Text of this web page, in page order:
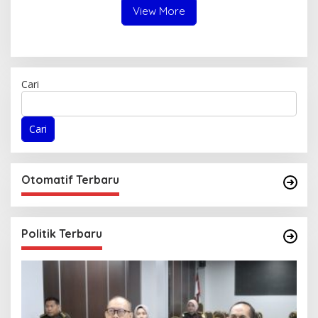
View More
Cari
Cari
Otomatif Terbaru
Politik Terbaru